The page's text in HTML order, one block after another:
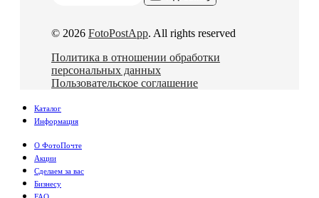
© 2026 FotoPostApp. All rights reserved
Политика в отношении обработки
персональных данных
Пользовательское соглашение
Каталог
Информация
О ФотоПочте
Акции
Сделаем за вас
Бизнесу